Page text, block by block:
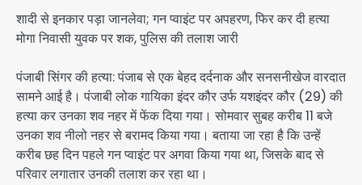
शादी से इनकार पड़ा जानलेवा; गन प्वाइंट पर अपहरण, फिर कर दी हत्या
मोगा निवासी युवक पर शक, पुलिस की तलाश जारी
पंजाबी सिंगर की हत्या: पंजाब से एक बेहद दर्दनाक और सनसनीखेज वारदात
सामने आई है। पंजाबी लोक गायिका इंदर कौर उर्फ यशइंदर कौर (29) की
हत्या कर उनका शव नहर में फेंक दिया गया। सोमवार सुबह करीब 11 बजे
उनका शव नीलो नहर से बरामद किया गया। बताया जा रहा है कि उन्हें
करीब छह दिन पहले गन प्वाइंट पर अगवा किया गया था, जिसके बाद से
परिवार लगातार उनकी तलाश कर रहा था।